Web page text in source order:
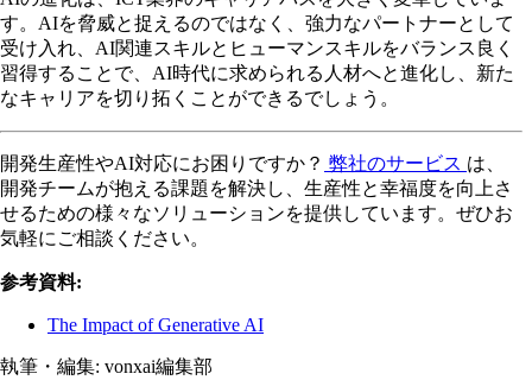
す。AIを脅威と捉えるのではなく、強力なパートナーとして
受け入れ、AI関連スキルとヒューマンスキルをバランス良く
習得することで、AI時代に求められる人材へと進化し、新た
なキャリアを切り拓くことができるでしょう。
開発生産性やAI対応にお困りですか？ 弊社のサービス は、
開発チームが抱える課題を解決し、生産性と幸福度を向上さ
せるための様々なソリューションを提供しています。ぜひお
気軽にご相談ください。
参考資料:
The Impact of Generative AI
執筆・編集: vonxai編集部